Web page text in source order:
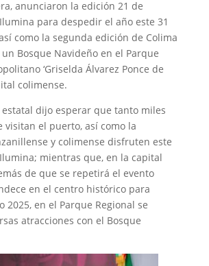
anunciaron la edición 21 de
para despedir el año este 31
como la segunda edición de Colima
Bosque Navideño en el Parque
‘Griselda Álvarez Ponce de
colimense.
dijo esperar que tanto miles
visitan el puerto, así como la
y colimense disfruten este
mientras que, en la capital
de que se repetirá el evento
en el centro histórico para
2025, en el Parque Regional se
atracciones con el Bosque